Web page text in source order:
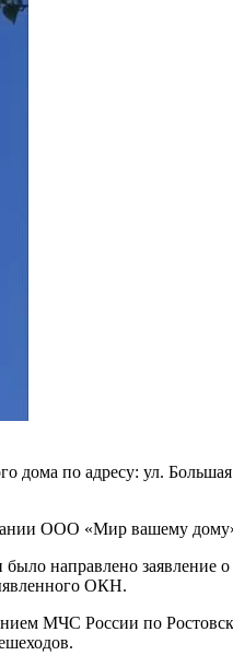
по адресу: ул.
ООО «Мир вашему
направлено заявление о
ОКН.
МЧС России по